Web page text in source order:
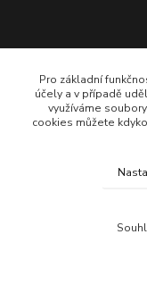
Provozovatel
MAJU Eshop s.r.o.
Pro základní
účely a v případě
využíváme
cookies můžete